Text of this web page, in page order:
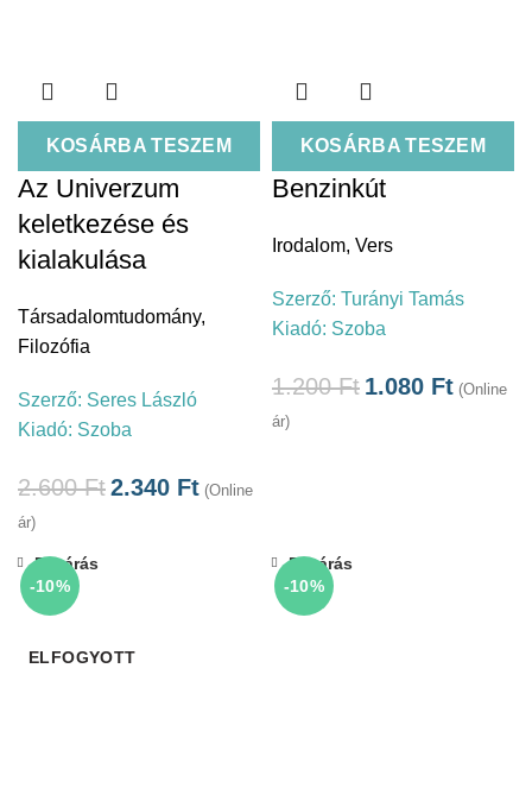
KOSÁRBA TESZEM
Az Univerzum
keletkezése és
kialakulása
Társadalomtudomány,
Filozófia
Szerző: Seres László
Kiadó: Szoba
2.600Ft2.340 Ft (Online
ár)
KOSÁRBA TESZEM
Benzinkút
Irodalom, Vers
Szerző: Turányi Tamás
Kiadó: Szoba
1.200Ft 1.080 Ft (Online
ár)
-10%
ELFOGYOTT
Bezárás
-10%
Bezárás